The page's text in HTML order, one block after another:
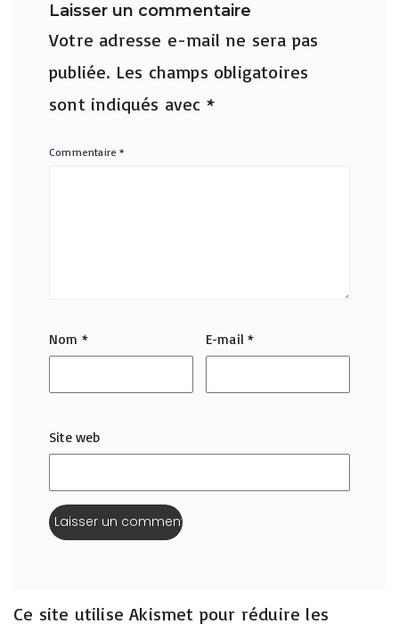
Laisser un commentaire
Votre adresse e-mail ne sera pas
publiée. Les champs obligatoires
sont indiqués avec *
Commentaire*
Nom * E-mail*
Site web
Ce site utilise Akismet pour réduire les